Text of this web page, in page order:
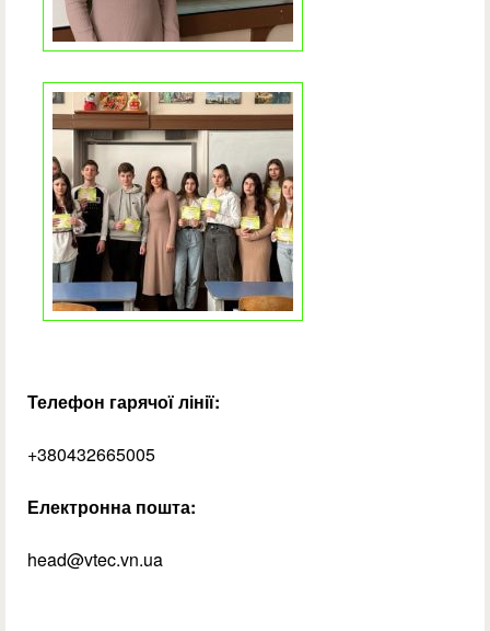
Телефон гарячої лінії:
+380432665005
Електронна пошта:
head@vtec.vn.ua